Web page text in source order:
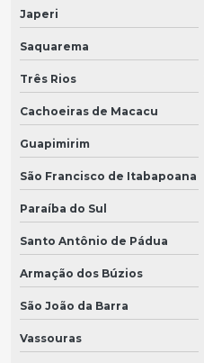
Japeri
Saquarema
Três Rios
Cachoeiras de Macacu
Guapimirim
São Francisco de Itabapoana
Paraíba do Sul
Santo Antônio de Pádua
Armação dos Búzios
São João da Barra
Vassouras